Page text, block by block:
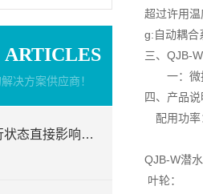
ARTICLES
决方案供应商！
混合液回流泵运行状态直接影响整个工艺流程的稳定性与效率
超过许用
g:自动耦
三、QJB-
一：微扬
四、产品
配用功率
QJB-W潜
叶轮：